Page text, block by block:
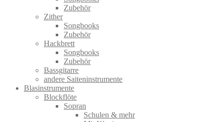
Zubehör
Zither
Songbooks
Zubehör
Hackbrett
Songbooks
Zubehör
Bassgitarre
andere Saiteninstrumente
Blasinstrumente
Blockflöte
Sopran
Schulen & mehr